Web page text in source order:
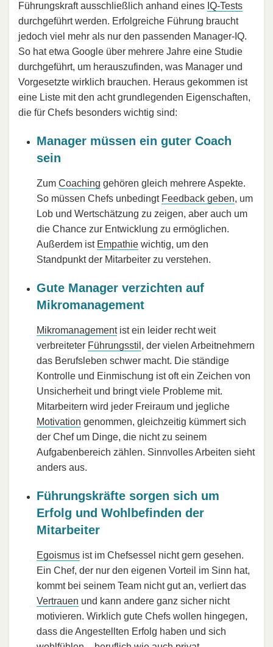
Führungskraft ausschließlich anhand eines IQ-Tests
durchgeführt werden. Erfolgreiche Führung braucht
jedoch viel mehr als nur den passenden Manager-IQ.
So hat etwa Google über mehrere Jahre eine Studie
durchgeführt, um herauszufinden, was Manager und
Vorgesetzte wirklich brauchen. Heraus gekommen ist
eine Liste mit den acht grundlegenden Eigenschaften,
die für Chefs besonders wichtig sind:
Manager müssen ein guter Coach
sein
Zum Coaching gehören gleich mehrere Aspekte.
So müssen Chefs unbedingt Feedback geben, um
Lob und Wertschätzung zu zeigen, aber auch um
die Chance zur Entwicklung zu ermöglichen.
Außerdem ist Empathie wichtig, um den
Standpunkt der Mitarbeiter zu verstehen.
Gute Manager verzichten auf
Mikromanagement
Mikromanagementist ein leider recht weit
verbreiteter Führungsstil , der vielen Arbeitnehmern
das Berufsleben schwer macht. Die ständige
Kontrolle und Einmischung ist oft ein Zeichen von
Unsicherheit und bringt viele Probleme mit.
Mitarbeitern wird jeder Freiraum und jegliche
Motivation genommen, gleichzeitig kümmert sich
der Chef um Dinge, die nicht zu seinem
Aufgabenbereich zählen. Sinnvolles Arbeiten sieht
anders aus.
Führungskräfte sorgen sich um
Erfolg und Wohlbefinden der
Mitarbeiter
Egoismus ist im Chefsessel nicht gern gesehen.
Ein Chef, der nur den eigenen Vorteil im Sinn hat,
kommt bei seinem Team nicht gut an, verliert das
Vertrauen und kann andere ganz sicher nicht
motivieren. Wirklich gute Chefs wollen hingegen,
dass die Angestellten Erfolg haben und sich